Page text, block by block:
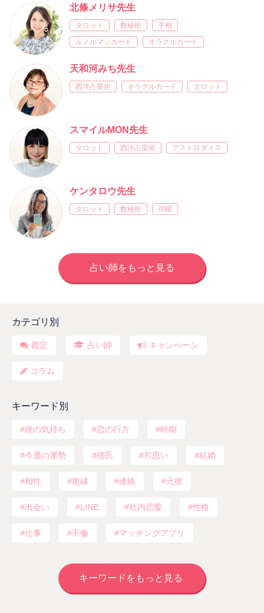
北條メリサ先生
タロット 数秘術
手相
ルノルマンカード
オラクルカード
天和河みち先生
西洋占星術 オラクルカード タロット
スマイルMON先生
タロット 西洋占星術 アストロダイス
ケンタロウ先生
タロット 数秘術 宿曜
占い師をもっと見る
カテゴリ別
鑑定 占い師 キャンペーン
コラム
キーワード別
彼の気持ち 恋の行方 時期
今週の運勢 彼氏 片思い 結婚
相性 復縁 連絡 元彼
出会い LINE 社内恋愛 性格
仕事 不倫 マッチングアプリ
キーワードをもっと見る